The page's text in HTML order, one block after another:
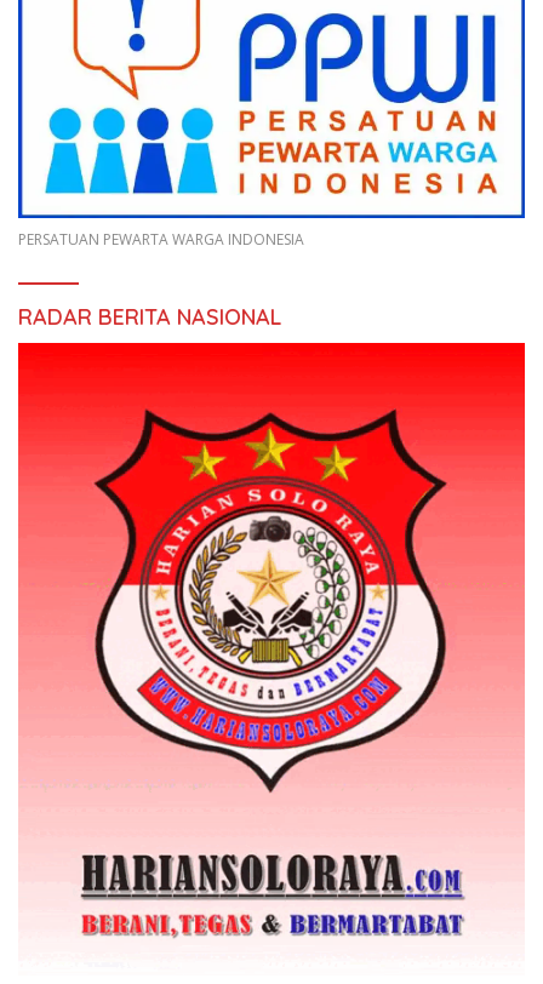
PERSATUAN PEWARTA WARGA INDONESIA
RADAR BERITA NASIONAL